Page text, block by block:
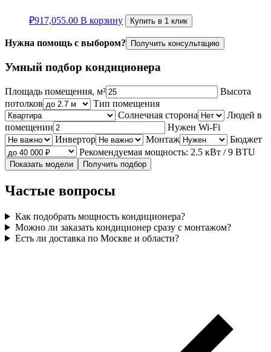
₽917,055.00 В корзину Купить в 1 клик
Нужна помощь с выбором? Получить консультацию
Умный подбор кондиционера
Площадь помещения, м²
Высота
потолков
Тип помещения
Солнечная сторона
Людей в
помещении
Нужен Wi‑Fi
Инвертор
Монтаж
Бюджет
Рекомендуемая мощность: 2.5 кВт / 9 BTU
Показать модели Получить подбор
Частые вопросы
Как подобрать мощность кондиционера?
Можно ли заказать кондиционер сразу с монтажом?
Есть ли доставка по Москве и области?